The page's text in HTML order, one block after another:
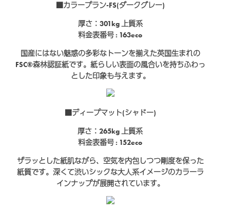
■カラープラン-FS(ダークグレー)
厚さ：301kg 上質系
料金表番号 : 163eco
国産にはない魅惑の多彩なトーンを揃えた英国生まれの
FSC®森林認証紙です。紙らしい表面の風合いを持ちふわっ
とした印象も与えます。
■ディープマット(シャドー)
厚さ：265kg 上質系
料金表番号 : 152eco
ザラッとした紙肌ながら、空気を内包しつつ剛度を保った
紙質です。深くて渋いシックな大人系イメージのカラーラ
インナップが展開されています。